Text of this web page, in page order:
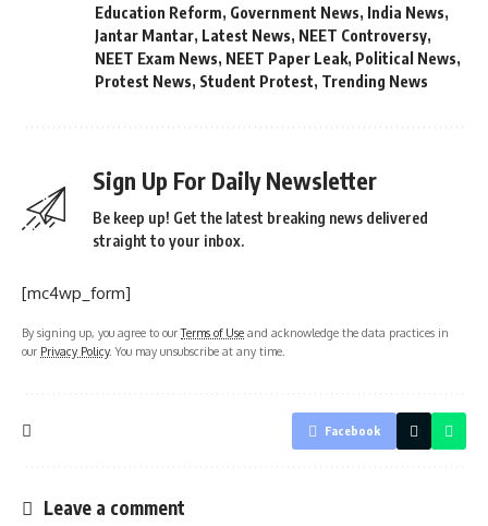
Education Reform, Government News, India News,
Jantar Mantar, Latest News, NEET Controversy,
NEET Exam News, NEET Paper Leak, Political News,
Protest News, Student Protest, Trending News
Sign Up For Daily Newsletter
Be keep up! Get the latest breaking news delivered
straight to your inbox.
[mc4wp_form]
By signing up, you agree to ourTerms of Use and acknowledge the data practices in
our Privacy Policy. You may unsubscribe at any time.
Facebook
Leave a comment